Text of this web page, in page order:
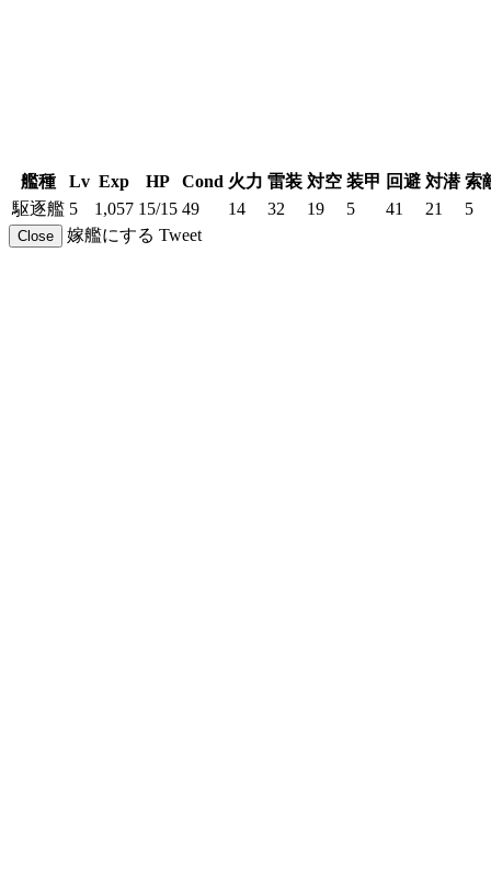
艦種 Lv Exp HP Cond 火力 雷装 対空 装甲 回避 対潜 索
駆逐艦 5 1,057 15/15 49 14 32 19 5 41 21 5
Close 嫁艦にする Tweet